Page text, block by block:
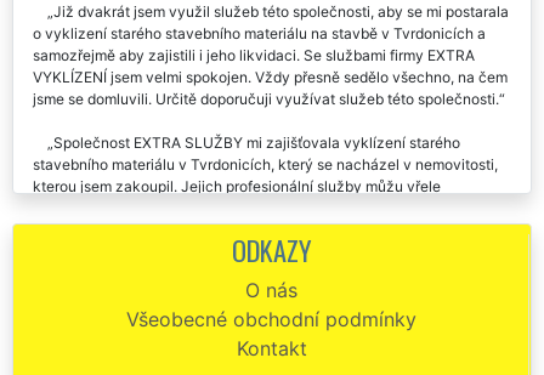
Již dvakrát jsem využil služeb této společnosti, aby se mi postarala
o vyklizení starého stavebního materiálu na stavbě v Tvrdonicích a
samozřejmě aby zajistili i jeho likvidaci. Se službami firmy EXTRA
VYKLÍZENÍ jsem velmi spokojen. Vždy přesně sedělo všechno, na čem
jsme se domluvili. Určitě doporučuji využívat služeb této společnosti.
Společnost EXTRA SLUŽBY mi zajišťovala vyklízení starého
stavebního materiálu v Tvrdonicích, který se nacházel v nemovitosti,
kterou jsem zakoupil. Jejich profesionální služby můžu vřele
Naše stavební společnost využívá celkem pravidelně vyklízecích
vyklizení stavebního materiálu na našich stavbách v Tvrdonicích.
Jsou to skuteční profesionálové, kteří pracují v sobotu i v neděli. Jejich
odborné práce jednoznačně doporučujeme na základě naší velmi
ODKAZY
O nás
Všeobecné obchodní podmínky
Kontakt